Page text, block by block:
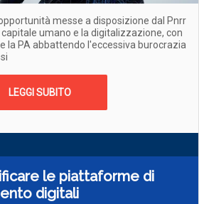
messe a disposizione dal Pnrr
umano e la digitalizzazione, con
la PA abbattendo l'eccessiva burocrazia
LEGGI SUBITO
le piattaforme di
digitali